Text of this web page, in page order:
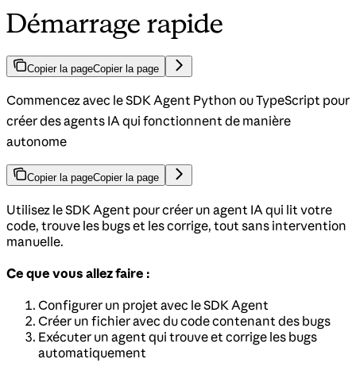
Démarrage rapide
Copier la pageCopier la page
Commencez avec le SDK Agent Python ou TypeScript pour
créer des agents IA qui fonctionnent de manière
autonome
Copier la pageCopier la page
Utilisez le SDK Agent pour créer un agent IA qui lit votre
code, trouve les bugs et les corrige, tout sans intervention
manuelle.
Ce que vous allez faire :
Configurer un projet avec le SDK Agent
Créer un fichier avec du code contenant des bugs
Exécuter un agent qui trouve et corrige les bugs
automatiquement